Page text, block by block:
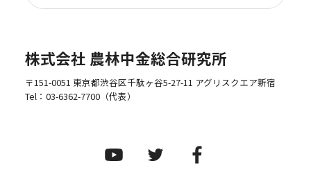
株式会社 農林中金総合研究所
〒151-0051 東京都渋谷区千駄ヶ谷5-27-11 アグリスクエア新宿
Tel： 03-6362-7700（代表）